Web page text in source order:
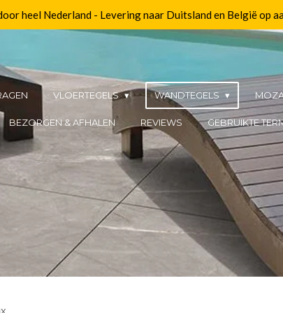
heel Nederland - Levering naar Duitsland en België op
VLOERTEGELS WANDTEGELS
BEZORGEN & AFHALEN REVIEWS GEBRUIKTE